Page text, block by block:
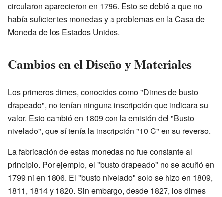
circularon aparecieron en 1796. Esto se debió a que no
había suficientes monedas y a problemas en la Casa de
Moneda de los Estados Unidos.
Cambios en el Diseño y Materiales
Los primeros dimes, conocidos como "Dimes de busto
drapeado", no tenían ninguna inscripción que indicara su
valor. Esto cambió en 1809 con la emisión del "Busto
nivelado", que sí tenía la inscripción "10 C" en su reverso.
La fabricación de estas monedas no fue constante al
principio. Por ejemplo, el "busto drapeado" no se acuñó en
1799 ni en 1806. El "busto nivelado" solo se hizo en 1809,
1811, 1814 y 1820. Sin embargo, desde 1827, los dimes